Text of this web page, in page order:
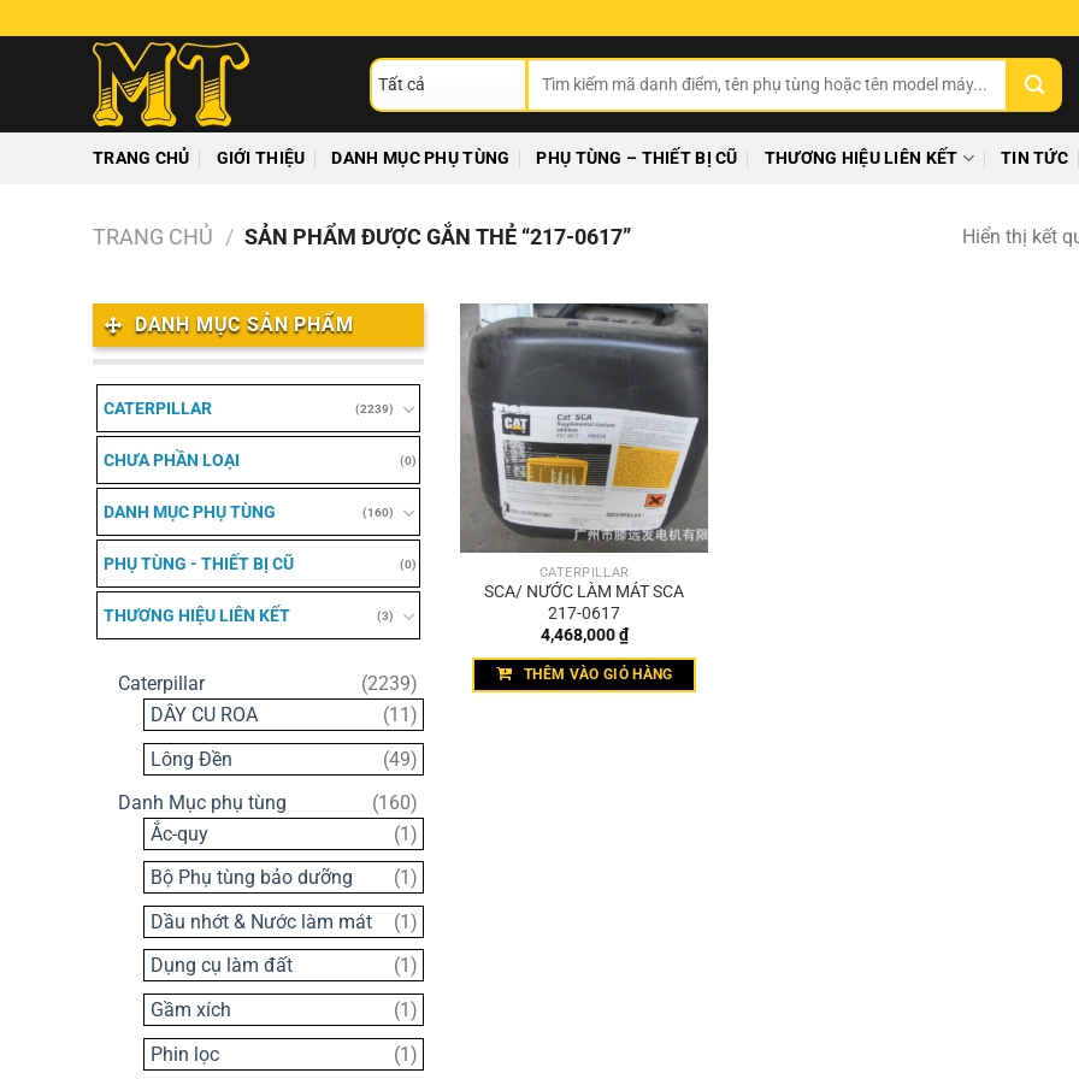
đến
kiếm:
TRANG CHỦ GIỚI THIỆU DANH MỤC PHỤ TÙNG PHỤ TÙNG – THIẾT BỊ CŨ THƯƠNG HIỆU LIÊN KẾT TIN TỨC
TRANG CHỦ / SẢN PHẨM ĐƯỢC GẮN THẺ “217-0617” Hiển thị kết
DANH MỤC SẢN PHẨM
CATERPILLAR (2239)
CHƯA PHẦN LOẠI (0)
DANH MỤC PHỤ TÙNG (160)
PHỤ TÙNG - THIẾT BỊ CŨ (0)
THƯƠNG HIỆU LIÊN KẾT (3)
Caterpillar 22392239
sản
phẩm
DÂY CU ROA 11 11
sản
phẩm
Lông Đền 4949
sản
phẩm
Danh Mục phụ tùng 160160
sản
phẩm
Ắc-quy 11
sản
phẩm
Bộ Phụ tùng bảo dưỡng 1 1
sản
phẩm
Dầu nhớt & Nước làm mát 11
sản
phẩm
Dụng cụ làm đất 1 1
sản
phẩm
Gầm xích 11
sản
phẩm
Phin lọc 11
CATERPILLAR
SCA/ NƯỚC LÀM MÁT SCA
217-0617
4,468,000₫
THÊM VÀO GIỎ HÀNG